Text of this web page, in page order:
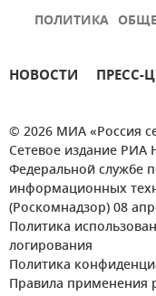
ПОЛИТИКА
НОВОСТИ ПРЕСС-
© 2026 МИА «Россия
Сетевое издание РИА
Федеральной службе
информационных
(Роскомнадзор) 08
Политика
логирования
Политика
Правила применения